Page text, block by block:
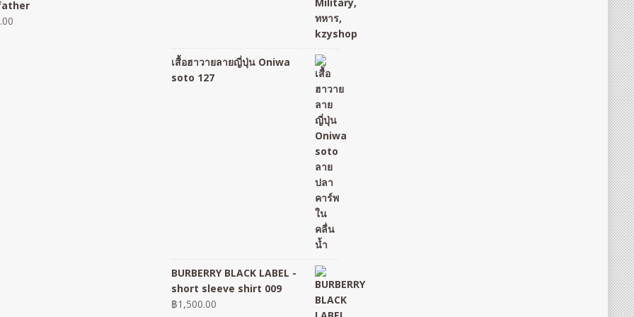
เสื้อฮาวายลายญี่ปุ่น Oniwa
soto 127
BURBERRY BLACK LABEL -
short sleeve shirt 009
฿1,500.00